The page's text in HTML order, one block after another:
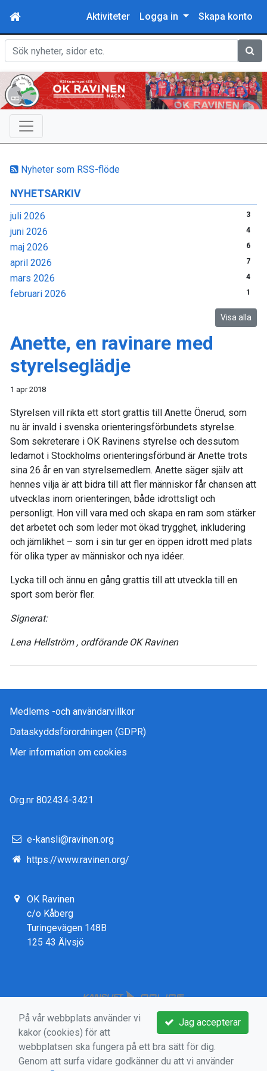
Aktiviteter Logga in Skapa konto
Sök
Nyheter som RSS-flöde
NYHETSARKIV
juli 2026 3
juni 2026 4
maj 2026 6
april 2026 7
mars 2026 4
februari 2026 1
Visa alla
Anette, en ravinare med
styrelseglädje
1 apr 2018
Styrelsen vill rikta ett stort grattis till Anette Önerud, som
nu är invald i svenska orienteringsförbundets styrelse.
Som sekreterare i OK Ravinens styrelse och dessutom
ledamot i Stockholms orienteringsförbund är Anette trots
sina 26 år en van styrelsemedlem. Anette säger själv att
hennes vilja är att bidra till att fler människor får chansen att
utvecklas inom orienteringen, både idrottsligt och
personligt. Hon vill vara med och skapa en ram som stärker
det arbetet och som leder mot ökad trygghet, inkludering
och jämlikhet – som i sin tur ger en öppen idrott med plats
för olika typer av människor och nya idéer.
Lycka till och ännu en gång grattis till att utveckla till en
sport som berör fler.
Signerat:
Lena Hellström , ordförande OK Ravinen
Medlems -och användarvillkor
Dataskyddsförordningen (GDPR)
Mer information om cookies
Org.nr 802434-3421
e-kansli@ravinen.org
https://www.ravinen.org/
OK Ravinen
c/o Kåberg
Turingevägen 148B
125 43 Älvsjö
Jag accepterar
På vår webbplats använder vi
kakor (cookies) för att
webbplatsen ska fungera på ett bra sätt för dig.
Genom att surfa vidare godkänner du att vi använder